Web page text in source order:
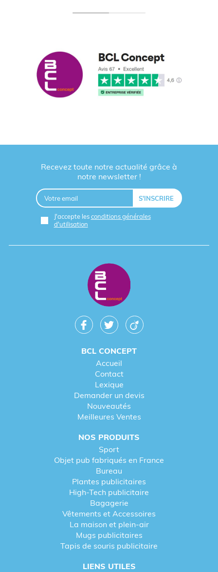
Recevez toute notre actualité grâce à
notre newsletter !
J'accepte lesconditions générales
d'utilisation
BCL CONCEPT
Accueil
Contact
Lexique
Demander un devis
Nouveautés
Meilleures Ventes
NOS PRODUITS
Sport
Objet pub fabriqués en France
Bureau
Plantes publicitaires
High-Tech publicitaire
Bagagerie
Vêtements et Accessoires
La maison et plein-air
Mugs publicitaires
Tapis de souris publicitaire
LIENS UTILES